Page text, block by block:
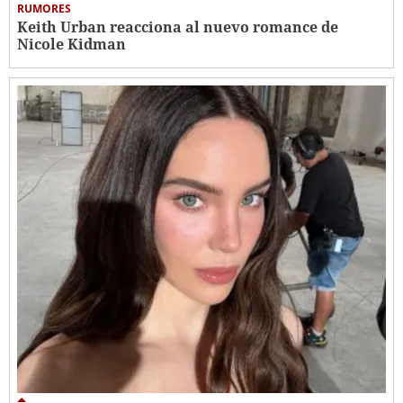
RUMORES
Keith Urban reacciona al nuevo romance de
Nicole Kidman